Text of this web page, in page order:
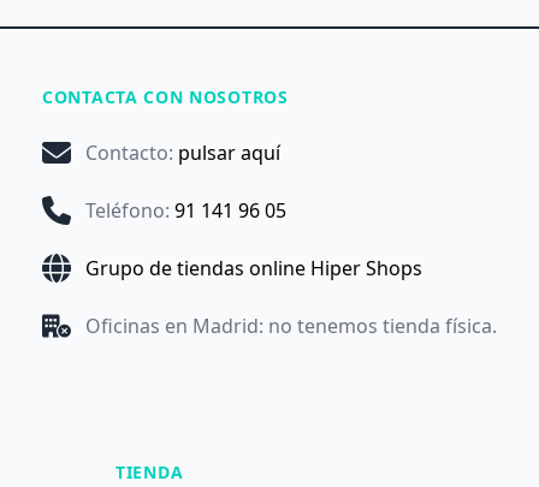
CONTACTA CON NOSOTROS
Contacto: pulsar aquí
Teléfono: 91 141 96 05
Grupo de tiendas online Hiper Shops
Oficinas en Madrid: no tenemos tienda física.
TIENDA